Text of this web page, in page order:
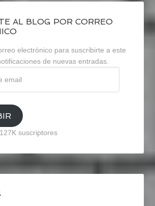
AL BLOG POR CORREO
electrónico para suscribirte a este
de nuevas entradas.
suscriptores